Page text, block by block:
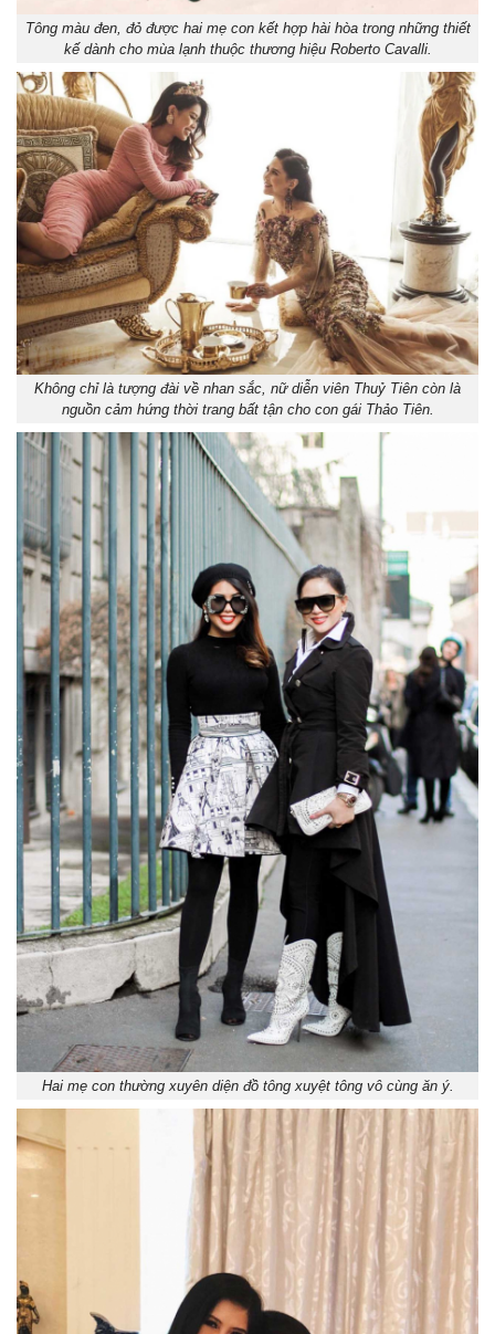
Tông màu đen, đỏ được hai mẹ con kết hợp hài hòa trong những thiết
kế dành cho mùa lạnh thuộc thương hiệu Roberto Cavalli.
Không chỉ là tượng đài về nhan sắc, nữ diễn viên Thuỷ Tiên còn là
nguồn cảm hứng thời trang bất tận cho con gái Thảo Tiên.
Hai mẹ con thường xuyên diện đồ tông xuyệt tông vô cùng ăn ý.